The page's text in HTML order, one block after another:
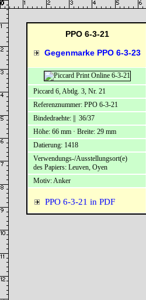
PPO 6-3-21
Gegenmarke PPO 6-3-23
PPO 6-3-21 in PDF
Piccard 6, Abtlg. 3, Nr. 21
Referenznummer: PPO 6-3-21
Bindedraehte: || 36/37
Höhe: 66 mm · Breite: 29 mm
Datierung: 1418
Verwendungs-/Ausstellungsort(e)
des Papiers: Leuven, Oyen
Motiv: Anker